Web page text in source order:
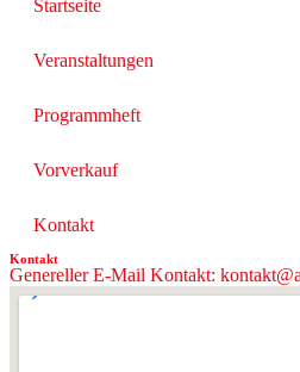
Startseite
Veranstaltungen
Programmheft
Vorverkauf
Kontakt
Kontakt
Genereller E-Mail Kontakt: